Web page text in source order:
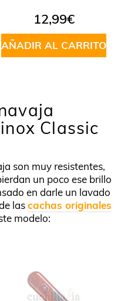
12,99€
AÑADIR AL CARRITO
Classic
son muy resistentes,
un poco ese brillo
en darle un lavado
lascachas originales
modelo: